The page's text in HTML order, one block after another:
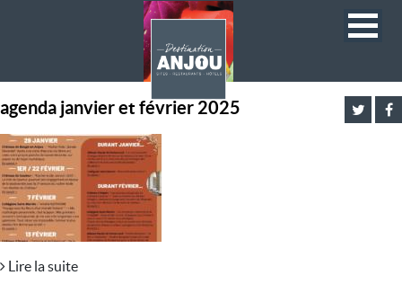
agenda janvier et février 2025
Lire la suite